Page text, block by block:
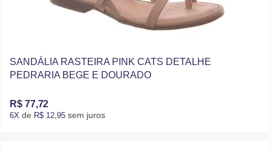
SANDÁLIA RASTEIRA PINK CATS DETALHE
PEDRARIA BEGE E DOURADO
R$ 77,72
6X de R$ 12,95 sem juros